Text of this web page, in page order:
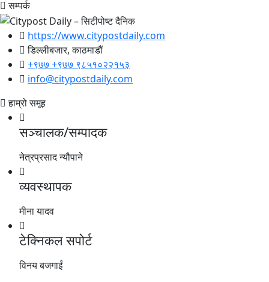
सम्पर्क
https://www.citypostdaily.com
डिल्लीबजार, काठमाडौं
+९७७ +९७७ ९८५१०२२१५३
info@citypostdaily.com
हाम्रो समूह
सञ्चालक/सम्पादक
नेत्रप्रसाद न्यौपाने
व्यवस्थापक
मीना यादव
टेक्निकल सपोर्ट
विनय बजगाईं